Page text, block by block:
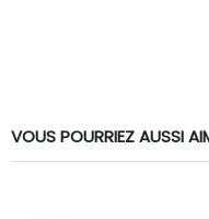
VOUS POURRIEZ AUSSI